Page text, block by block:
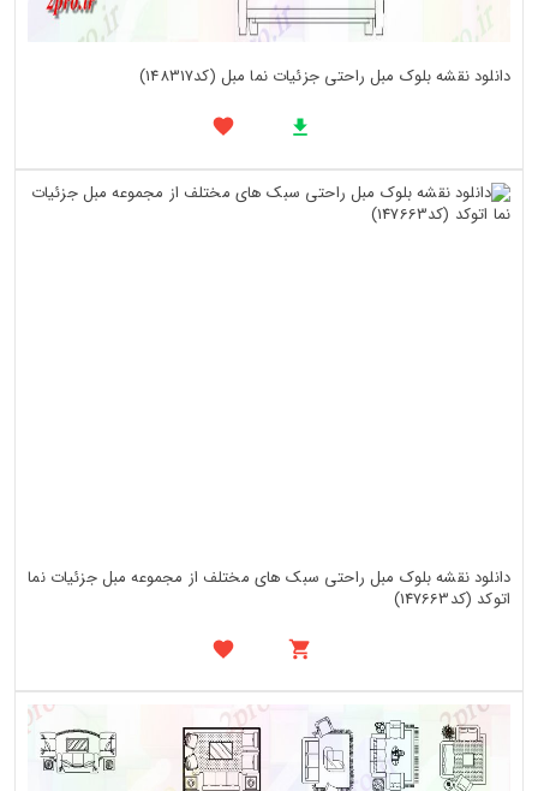
دانلود نقشه بلوک مبل راحتی جزئیات نما مبل (کد148317)
دانلود نقشه بلوک مبل راحتی سبک های مختلف از مجموعه مبل جزئیات نما
اتوکد (کد147663)